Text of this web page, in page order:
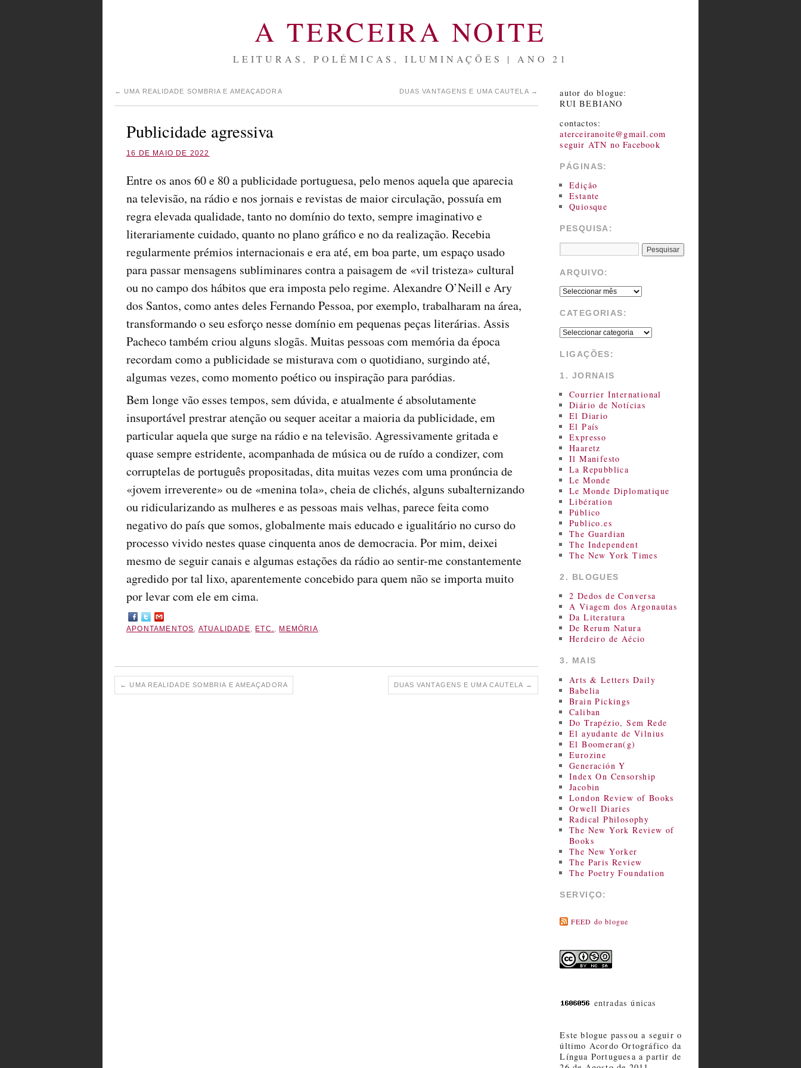
A TERCEIRA NOITE
LEITURAS, POLÉMICAS, ILUMINAÇÕES | ANO 21
← UMA REALIDADE SOMBRIA E AMEAÇADORA DUAS VANTAGENS E UMA CAUTELA →
Publicidade agressiva
16 DE MAIO DE 2022
Entre os anos 60 e 80 a publicidade portuguesa, pelo menos aquela que aparecia
na televisão, na rádio e nos jornais e revistas de maior circulação, possuía em
regra elevada qualidade, tanto no domínio do texto, sempre imaginativo e
literariamente cuidado, quanto no plano gráfico e no da realização. Recebia
regularmente prémios internacionais e era até, em boa parte, um espaço usado
para passar mensagens subliminares contra a paisagem de «vil tristeza» cultural
ou no campo dos hábitos que era imposta pelo regime. Alexandre O’Neill e Ary
dos Santos, como antes deles Fernando Pessoa, por exemplo, trabalharam na área,
transformando o seu esforço nesse domínio em pequenas peças literárias. Assis
Pacheco também criou alguns slogãs. Muitas pessoas com memória da época
recordam como a publicidade se misturava com o quotidiano, surgindo até,
algumas vezes, como momento poético ou inspiração para paródias.
Bem longe vão esses tempos, sem dúvida, e atualmente é absolutamente
insuportável prestrar atenção ou sequer aceitar a maioria da publicidade, em
particular aquela que surge na rádio e na televisão. Agressivamente gritada e
quase sempre estridente, acompanhada de música ou de ruído a condizer, com
corruptelas de português propositadas, dita muitas vezes com uma pronúncia de
«jovem irreverente» ou de «menina tola», cheia de clichés, alguns subalternizando
ou ridicularizando as mulheres e as pessoas mais velhas, parece feita como
negativo do país que somos, globalmente mais educado e igualitário no curso do
processo vivido nestes quase cinquenta anos de democracia. Por mim, deixei
mesmo de seguir canais e algumas estações da rádio ao sentir-me constantemente
agredido por tal lixo, aparentemente concebido para quem não se importa muito
por levar com ele em cima.
APONTAMENTOS, ATUALIDADE, ETC., MEMÓRIA.
← UMA REALIDADE SOMBRIA E AMEAÇADORA DUAS VANTAGENS E UMA CAUTELA →
autor do blogue:
RUI BEBIANO
contactos:
aterceiranoite@gmail.com
seguir ATN no Facebook
PÁGINAS:
Edição
Estante
Quiosque
PESQUISA:
ARQUIVO:
CATEGORIAS:
LIGAÇÕES:
1. JORNAIS
Courrier International
Diário de Notícias
El Diario
El País
Expresso
Haaretz
Il Manifesto
La Repubblica
Le Monde
Le Monde Diplomatique
Libération
Público
Publico.es
The Guardian
The Independent
The New York Times
2. BLOGUES
2 Dedos de Conversa
A Viagem dos Argonautas
Da Literatura
De Rerum Natura
Herdeiro de Aécio
3. MAIS
Arts & Letters Daily
Babelia
Brain Pickings
Caliban
Do Trapézio, Sem Rede
El ayudante de Vilnius
El Boomeran(g)
Eurozine
Generación Y
Index On Censorship
Jacobin
London Review of Books
Orwell Diaries
Radical Philosophy
The New York Review of
Books
The New Yorker
The Paris Review
The Poetry Foundation
SERVIÇO:
FEED do blogue
entradas únicas
Este blogue passou a seguir o
último Acordo Ortográfico da
Língua Portuguesa a partir de